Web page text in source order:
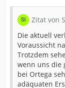
Zitat von
Die aktuell
Voraussicht
Trotzdem
wenn uns die
bei Ortega
adäquaten